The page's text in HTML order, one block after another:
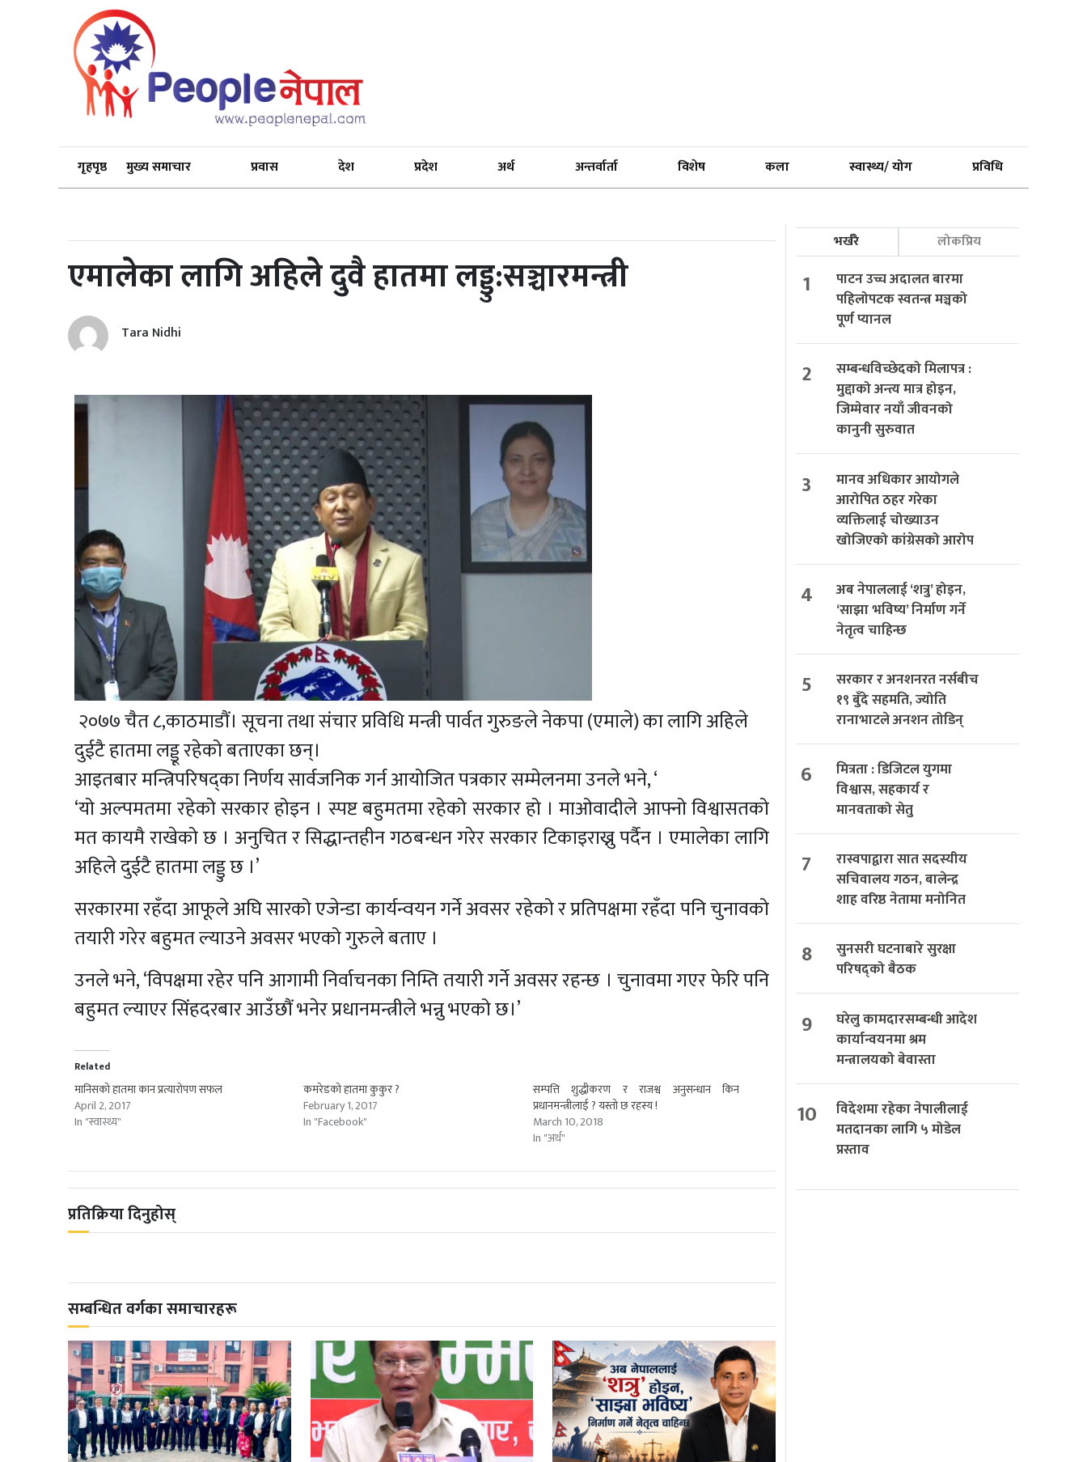
गृहपृष्ठ मुख्य समाचार प्रवास देश प्रदेश अर्थ अन्तर्वार्ता विशेष कला स्वास्थ्य/ योग प्रविधि
एमालेका लागि अहिले दुवै हातमा लड्डु:सञ्चारमन्त्री
Tara Nidhi
२०७७ चैत ८,काठमाडौं। सूचना तथा संचार प्रविधि मन्त्री पार्वत गुरुङले नेकपा (एमाले) का लागि अहिले
दुईटै हातमा लड्डू रहेको बताएका छन्।
आइतबार मन्त्रिपरिषद्का निर्णय सार्वजनिक गर्न आयोजित पत्रकार सम्मेलनमा उनले भने, ‘
‘यो अल्पमतमा रहेको सरकार होइन । स्पष्ट बहुमतमा रहेको सरकार हो । माओवादीले आफ्नो विश्वासतको
मत कायमै राखेको छ । अनुचित र सिद्धान्तहीन गठबन्धन गरेर सरकार टिकाइराख्नु पर्दैन । एमालेका लागि
अहिले दुईटै हातमा लड्डु छ ।’
सरकारमा रहँदा आफूले अघि सारको एजेन्डा कार्यन्वयन गर्ने अवसर रहेको र प्रतिपक्षमा रहँदा पनि चुनावको
तयारी गरेर बहुमत ल्याउने अवसर भएको गुरुले बताए ।
उनले भने, ‘विपक्षमा रहेर पनि आगामी निर्वाचनका निम्ति तयारी गर्ने अवसर रहन्छ । चुनावमा गएर फेरि पनि
बहुमत ल्याएर सिंहदरबार आउँछौं भनेर प्रधानमन्त्रीले भन्नु भएको छ।’
Related
मानिसको हातमा कान प्रत्यारोपण सफल
April 2, 2017
In "स्वास्थ्य"
कमरेडको हातमा कुकुर ?
February 1, 2017
In "Facebook"
सम्पत्ति शुद्धीकरण र राजश्व अनुसन्धान किन
प्रधानमन्त्रीलाई ? यस्तो छ रहस्य !
March 10, 2018
In "अर्थ"
प्रतिक्रिया दिनुहोस्
सम्बन्धित वर्गका समाचारहरू
भर्खरै लोकप्रिय
1
पाटन उच्च अदालत बारमा
पहिलोपटक स्वतन्त्र मञ्चको
पूर्ण प्यानल
2
सम्बन्धविच्छेदको मिलापत्र :
मुद्दाको अन्त्य मात्र होइन,
जिम्मेवार नयाँ जीवनको
कानुनी सुरुवात
3
मानव अधिकार आयोगले
आरोपित ठहर गरेका
व्यक्तिलाई चोख्याउन
खोजिएको कांग्रेसको आरोप
4
अब नेपाललाई ‘शत्रु’ होइन,
‘साझा भविष्य’ निर्माण गर्ने
नेतृत्व चाहिन्छ
5
सरकार र अनशनरत नर्सबीच
१९ बुँदे सहमति, ज्योति
रानाभाटले अनशन तोडिन्
6
मित्रता : डिजिटल युगमा
विश्वास, सहकार्य र
मानवताको सेतु
7
रास्वपाद्वारा सात सदस्यीय
सचिवालय गठन, बालेन्द्र
शाह वरिष्ठ नेतामा मनोनित
8
सुनसरी घटनाबारे सुरक्षा
परिषद्को बैठक
9
घरेलु कामदारसम्बन्धी आदेश
कार्यान्वयनमा श्रम
मन्त्रालयको बेवास्ता
10
विदेशमा रहेका नेपालीलाई
मतदानका लागि ५ मोडेल
प्रस्ताव